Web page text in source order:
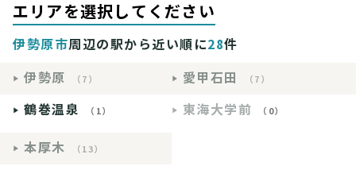
エリアを選択してください
伊勢原市周辺の駅から近い順に28件
伊勢原
（7） 愛甲石田 （7）
鶴巻温泉 （1） 東海大学前 （0）
本厚木 （13）